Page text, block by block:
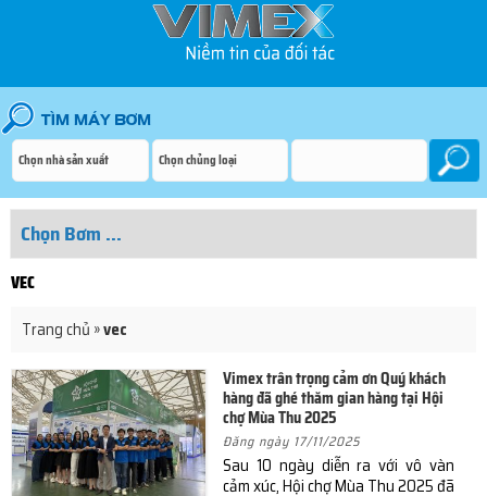
VEC
Trang chủ »vec
Vimex trân trọng cảm ơn Quý khách
hàng đã ghé thăm gian hàng tại Hội
chợ Mùa Thu 2025
Đăng ngày 17/11/2025
Sau 10 ngày diễn ra với vô vàn
cảm xúc, Hội chợ Mùa Thu 2025 đã